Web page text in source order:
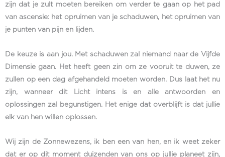
zijn dat je zult moeten bereiken om verder te gaan op het pad
van ascensie: het opruimen van je schaduwen, het opruimen van
je punten van pijn en lijden.
De keuze is aan jou. Met schaduwen zal niemand naar de Vijfde
Dimensie gaan. Het heeft geen zin om ze vooruit te duwen, ze
zullen op een dag afgehandeld moeten worden. Dus laat het nu
zijn, wanneer dit Licht intens is en alle antwoorden en
oplossingen zal begunstigen. Het enige dat overblijft is dat jullie
elk van hen willen oplossen.
Wij zijn de Zonnewezens, ik ben een van hen, en ik weet zeker
dat er op dit moment duizenden van ons op jullie planeet zijn,